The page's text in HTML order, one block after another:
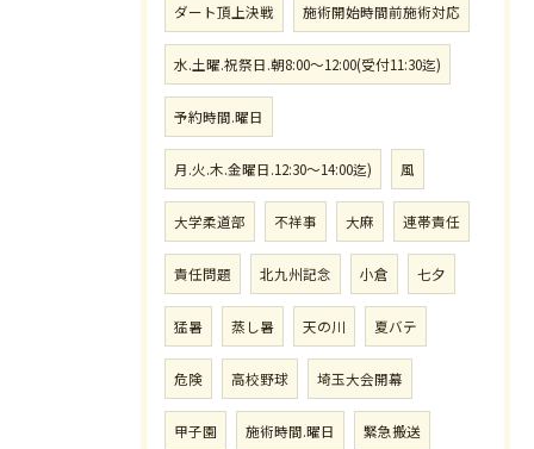
ダート頂上決戦 施術開始時間前施術対応
水.土曜.祝祭日.朝8:00〜12:00(受付11:30迄)
予約時間.曜日
月.火.木.金曜日.12:30〜14:00迄) 風
大学柔道部 不祥事 大麻 連帯責任
責任問題 北九州記念 小倉 七夕
猛暑 蒸し暑 天の川 夏バテ
危険 高校野球 埼玉大会開幕
甲子園 施術時間.曜日 緊急搬送